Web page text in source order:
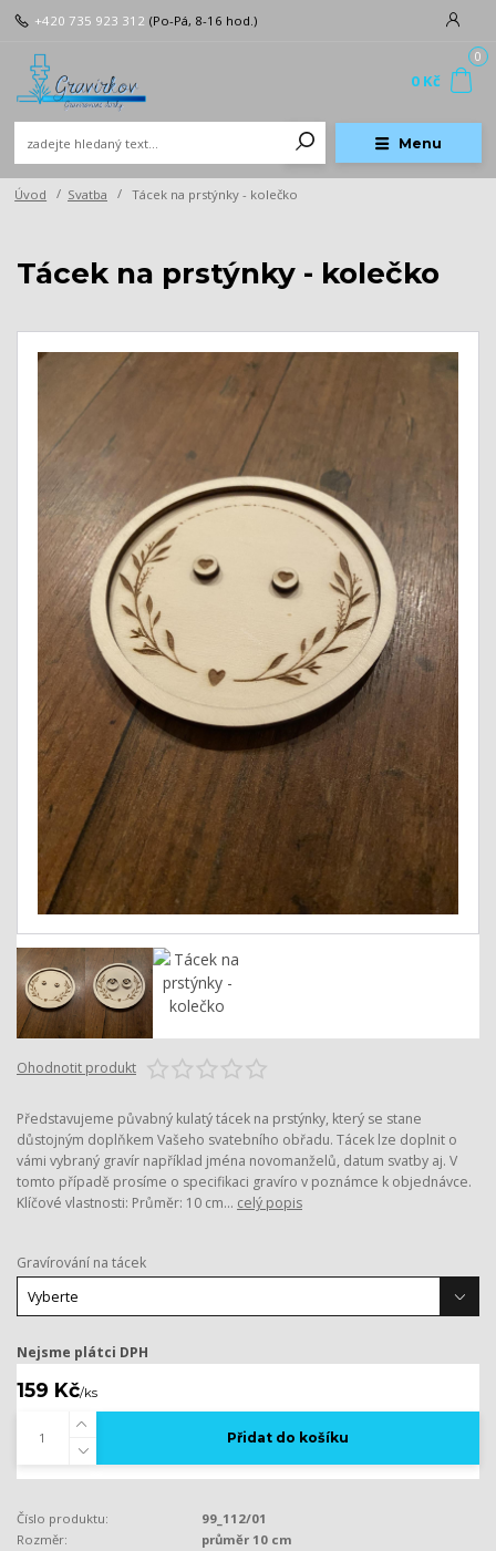
Menu
+420 735 923 312 (Po-Pá, 8-16 hod.)
0
0 Kč
Úvod Svatba Tácek na prstýnky - kolečko
Tácek na prstýnky - kolečko
Ohodnotit produkt
Představujeme půvabný kulatý tácek na prstýnky, který se stane
důstojným doplňkem Vašeho svatebního obřadu. Tácek lze doplnit o
vámi vybraný gravír například jména novomanželů, datum svatby aj. V
tomto případě prosíme o specifikaci gravíro v poznámce k objednávce.
Klíčové vlastnosti: Průměr: 10 cm... celý popis
Gravírování na tácek
Nejsme plátci DPH
159 Kč/ks
Přidat do košíku
Číslo produktu:
99_112/01
Rozměr:
průměr 10 cm